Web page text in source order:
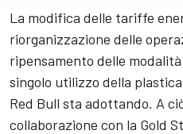
La modifica delle tariffe
riorganizzazione delle
ripensamento delle
singolo utilizzo della
Red Bull sta adottando. A
collaborazione con la Gold